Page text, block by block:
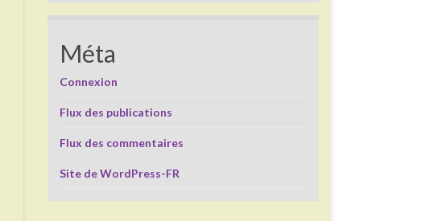
Méta
Connexion
Flux des publications
Flux des commentaires
Site de WordPress-FR